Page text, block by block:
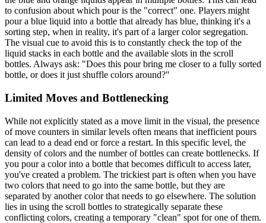
to confusion about which pour is the "correct" one. Players might
pour a blue liquid into a bottle that already has blue, thinking it's a
sorting step, when in reality, it's part of a larger color segregation.
The visual cue to avoid this is to constantly check the top of the
liquid stacks in each bottle and the available slots in the scroll
bottles. Always ask: "Does this pour bring me closer to a fully sorted
bottle, or does it just shuffle colors around?"
Limited Moves and Bottlenecking
While not explicitly stated as a move limit in the visual, the presence
of move counters in similar levels often means that inefficient pours
can lead to a dead end or force a restart. In this specific level, the
density of colors and the number of bottles can create bottlenecks. If
you pour a color into a bottle that becomes difficult to access later,
you've created a problem. The trickiest part is often when you have
two colors that need to go into the same bottle, but they are
separated by another color that needs to go elsewhere. The solution
lies in using the scroll bottles to strategically separate these
conflicting colors, creating a temporary "clean" spot for one of them.